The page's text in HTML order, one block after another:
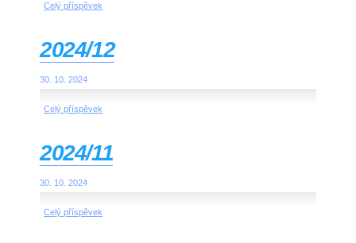
Celý příspěvek
2024/12
30. 10. 2024
Celý příspěvek
2024/11
30. 10. 2024
Celý příspěvek